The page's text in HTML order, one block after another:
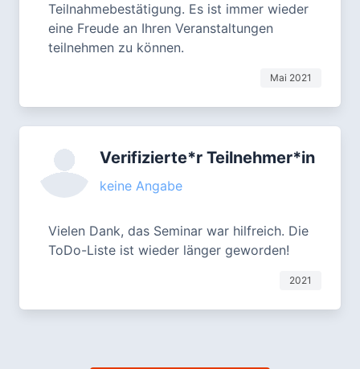
Teilnahmebestätigung. Es ist immer wieder
eine Freude an Ihren Veranstaltungen
teilnehmen zu können.
Mai 2021
Verifizierte*r Teilnehmer*in
keine Angabe
Vielen Dank, das Seminar war hilfreich. Die
ToDo-Liste ist wieder länger geworden!
2021